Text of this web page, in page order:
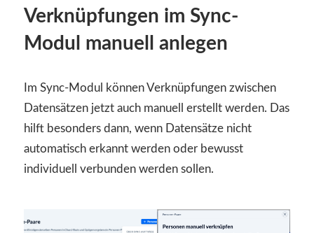
Verknüpfungen im Sync-
Modul manuell anlegen
Im Sync-Modul können Verknüpfungen zwischen
Datensätzen jetzt auch manuell erstellt werden. Das
hilft besonders dann, wenn Datensätze nicht
automatisch erkannt werden oder bewusst
individuell verbunden werden sollen.